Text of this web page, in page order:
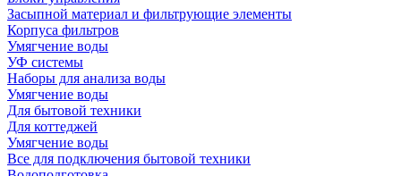
Засыпной материал и фильтрующие элементы
Корпуса фильтров
Умягчение воды
УФ системы
Наборы для анализа воды
Умягчение воды
Для бытовой техники
Для коттеджей
Умягчение воды
Все для подключения бытовой техники